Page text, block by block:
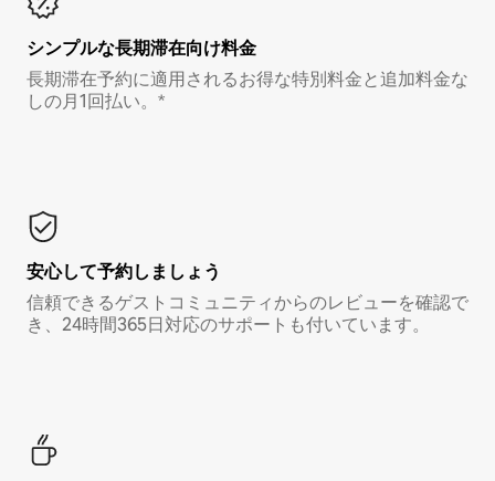
シンプルな長期滞在向け料金
長期滞在予約に適用されるお得な特別料金と追加料金な
しの月1回払い。*
安心して予約しましょう
信頼できるゲストコミュニティからのレビューを確認で
き、24時間365日対応のサポートも付いています。